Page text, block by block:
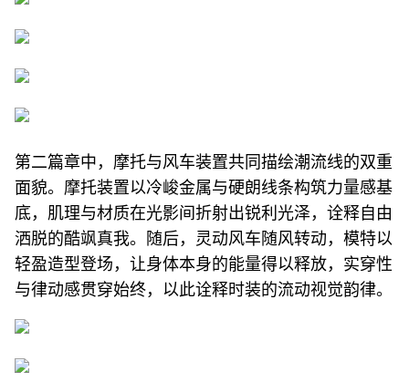
第二篇章中，摩托与风车装置共同描绘潮流线的双重
面貌。摩托装置以冷峻金属与硬朗线条构筑力量感基
底，肌理与材质在光影间折射出锐利光泽，诠释自由
洒脱的酷飒真我。随后，灵动风车随风转动，模特以
轻盈造型登场，让身体本身的能量得以释放，实穿性
与律动感贯穿始终，以此诠释时装的流动视觉韵律。